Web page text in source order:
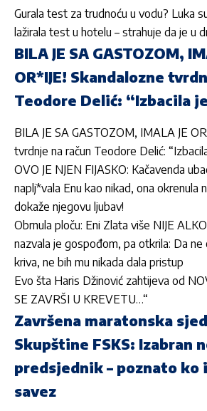
Gurala test za trudnoću u vodu? Luka
lažirala test u hotelu – strahuje da je u
BILA JE SA GASTOZOM,
OR*IJE! Skandalozne
Teodore Delić: “Izbacila
BILA JE SA GASTOZOM, IMALA JE
tvrdnje na račun Teodore Delić:
OVO JE NJEN FIJASKO: Kačavenda
naplj*vala Enu kao nikad, ona okrenula
dokaže njegovu ljubav!
Obrnula ploču: Eni Zlata više NIJE
nazvala je gospođom, pa otkrila: Da ne
kriva, ne bih mu nikada dala pristup
Evo šta Haris Džinović zahtijeva od
SE ZAVRŠI U KREVETU…“
Završena maratonska
Skupštine FSKS: Izabran
predsjednik – poznato ko
savez